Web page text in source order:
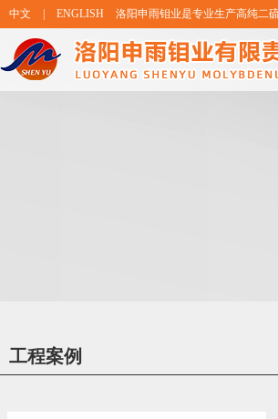
中文 ENGLISH 洛阳申雨钼业是专业生产高纯二
工程案例